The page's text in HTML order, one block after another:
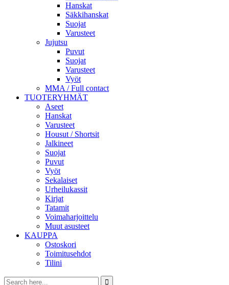
Hanskat
Säkkihanskat
Suojat
Varusteet
Jujutsu
Puvut
Suojat
Varusteet
Vyöt
MMA / Full contact
TUOTERYHMÄT
Aseet
Hanskat
Varusteet
Housut / Shortsit
Jalkineet
Suojat
Puvut
Vyöt
Sekalaiset
Urheilukassit
Kirjat
Tatamit
Voimaharjoittelu
Muut asusteet
KAUPPA
Ostoskori
Toimitusehdot
Tilini